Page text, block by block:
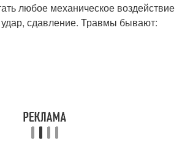
любое механическое воздействие
сдавление. Травмы бывают: